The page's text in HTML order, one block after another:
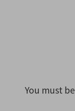
You must be